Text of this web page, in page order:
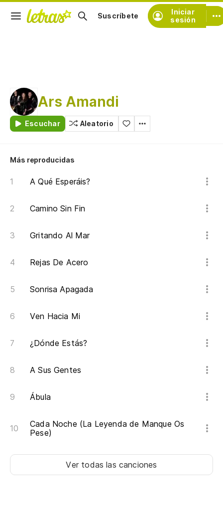
Iniciar
sesión
Suscríbete
Ars Amandi
Escuchar Aleatorio
Más reproducidas
A Qué Esperáis?
Camino Sin Fin
Gritando Al Mar
Rejas De Acero
Sonrisa Apagada
Ven Hacia Mi
¿Dónde Estás?
A Sus Gentes
Ábula
Cada Noche (La Leyenda de Manque Os
Pese)
Ver todas las canciones